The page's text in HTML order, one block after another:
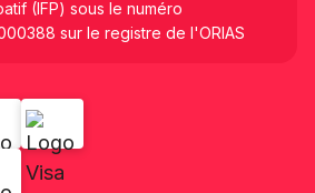
(IFP) sous le numéro
sur le registre de l'ORIAS